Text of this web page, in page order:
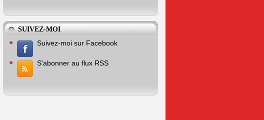
SUIVEZ-MOI
Suivez-moi sur Facebook
S'abonner au flux RSS